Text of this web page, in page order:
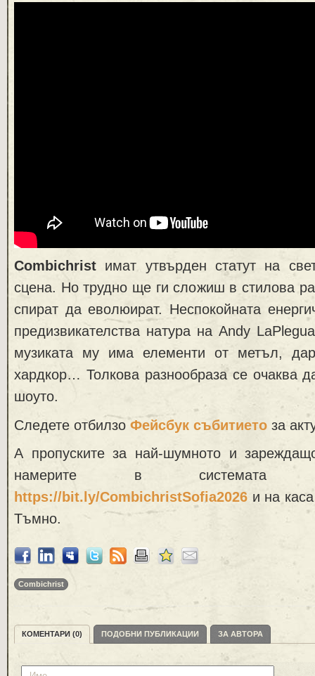
Combichrist имат утвърден статут на
сцена. Но трудно ще ги сложиш в стилова
спират да еволюират. Неспокойната
предизвикателства натура на Andy
музиката му има елементи от метъл,
хардкор… Толкова разнообраза се очаква
шоуто.
Следете отбилзо Фейсбук събитието за
А пропуските за най-шумното и
намерите в системата
https://bit.ly/CombichristSofia2026 и на
Тъмно.
Combichrist
КОМЕНТАРИ (0) ПОДОБНИ ПУБЛИКАЦИИ ЗА АВТОРА